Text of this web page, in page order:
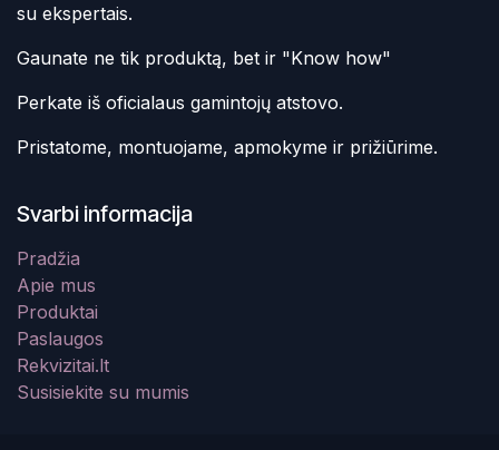
su ekspertais.
Gaunate ne tik produktą, bet ir "Know how"
Perkate iš oficialaus gamintojų atstovo.
Pristatome, montuojame, apmokyme ir prižiūrime.
Svarbi informacija
Pradžia
Apie mus
Produktai
Paslaugos
Rekvizitai.lt
Susisiekite su mumis